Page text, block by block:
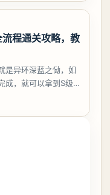
程通关攻略，教
是异环深蓝之恸，如
成，就可以拿到S级弧
手玩家并不建议直